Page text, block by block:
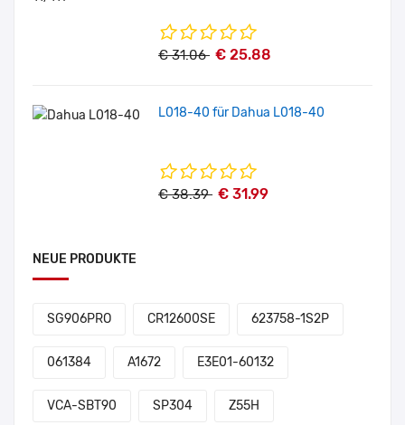
€ 31.06 € 25.88
L018-40 für Dahua L018-40
€ 38.39 € 31.99
NEUE PRODUKTE
SG906PRO CR12600SE 623758-1S2P
061384 A1672 E3E01-60132
VCA-SBT90 SP304 Z55H